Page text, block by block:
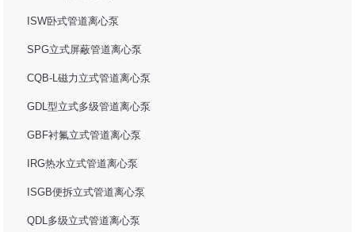
ISW卧式管道离心泵
SPG立式屏蔽管道离心泵
CQB-L磁力立式管道离心泵
GDL型立式多级管道离心泵
GBF衬氟立式管道离心泵
IRG热水立式管道离心泵
ISGB便拆立式管道离心泵
QDL多级立式管道离心泵